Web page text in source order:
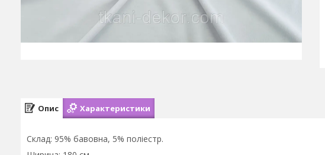
Опис Характеристики
Склад: 95% бавовна, 5% поліестр.